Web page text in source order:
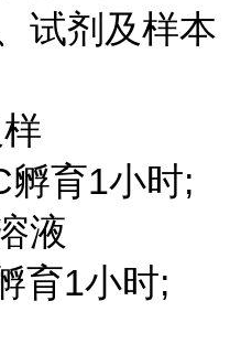
试剂及样本
孵育1小时;
液
育1小时;